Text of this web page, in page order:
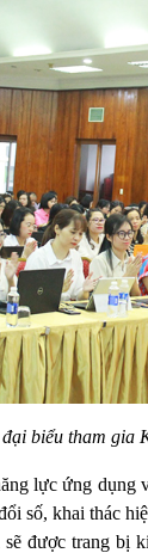
biểu tham gia
lực ứng
số, khai thác
được trang